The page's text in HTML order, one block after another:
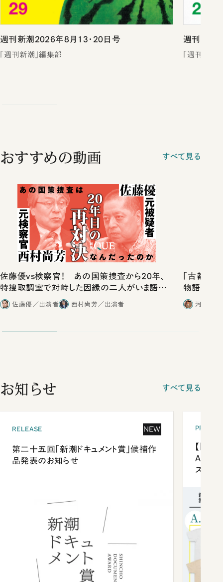
週刊新潮2026年8月13・20日号
「週刊新潮」編集部
週刊新潮
「週刊新潮
おすすめの動画 すべて見る
佐藤優vs検察官！ あの国策捜査から20年、
特捜取調室で対峙した因縁の二人がいま語り
合ったこと
佐藤優／出演者 西村尚芳／出演者
「古都」
物語」に
河野有
お知らせ すべて見る
RELEASE NEW
第二十五回「新潮ドキュメント賞」候補作
品発表のお知らせ
【「新
ズプレ